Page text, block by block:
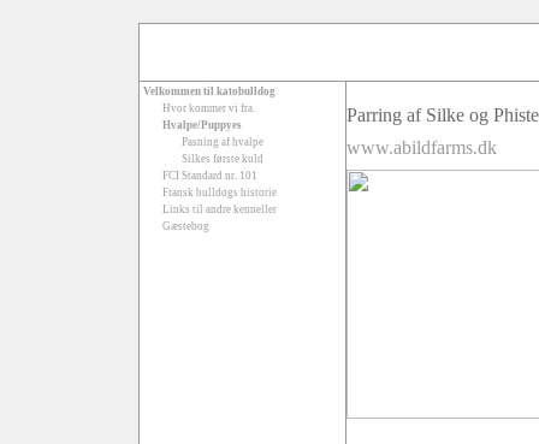
Velkommen til katobulldog
Hvor kommer vi fra.
Hvalpe/Puppyes
Pasning af hvalpe
Silkes første kuld
FCI Standard nr. 101
Fransk bulldogs historie
Links til andre kenneller
Gæstebog
Parring af Silke og
www.abildfarms.dk